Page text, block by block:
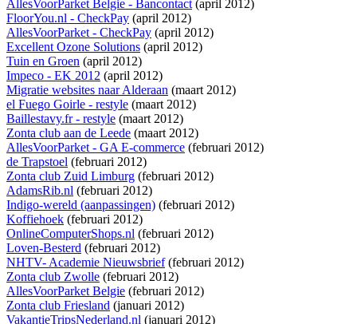
AllesVoorParket Belgie - Bancontact(april 2012)
FloorYou.nl - CheckPay (april 2012)
AllesVoorParket - CheckPay (april 2012)
Excellent Ozone Solutions (april 2012)
Tuin en Groen (april 2012)
Impeco - EK 2012 (april 2012)
Migratie websites naar Alderaan (maart 2012)
el Fuego Goirle - restyle (maart 2012)
Baillestavy.fr - restyle (maart 2012)
Zonta club aan de Leede (maart 2012)
AllesVoorParket - GA E-commerce (februari 2012)
de Trapstoel (februari 2012)
Zonta club Zuid Limburg (februari 2012)
AdamsRib.nl (februari 2012)
Indigo-wereld (aanpassingen) (februari 2012)
Koffiehoek (februari 2012)
OnlineComputerShops.nl (februari 2012)
Loven-Besterd (februari 2012)
NHTV- Academie Nieuwsbrief(februari 2012)
Zonta club Zwolle (februari 2012)
AllesVoorParket Belgie (februari 2012)
Zonta club Friesland (januari 2012)
VakantieTripsNederland.nl (januari 2012)